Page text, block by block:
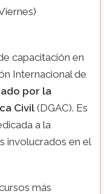
capacitación en
Internacional de
por la
Civil (DGAC). Es
a la
involucrados en el
más